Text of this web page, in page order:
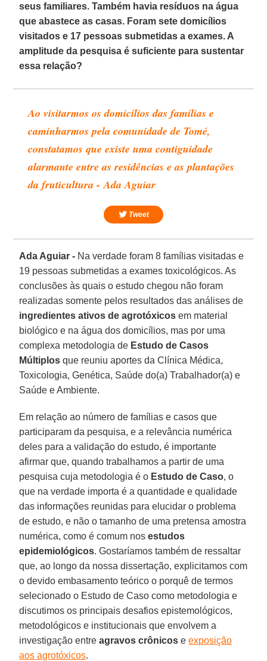
seus familiares. Também havia resíduos na água
que abastece as casas. Foram sete domicílios
visitados e 17 pessoas submetidas a exames. A
amplitude da pesquisa é suficiente para sustentar
essa relação?
Ao visitarmos os domicílios das famílias e
caminharmos pela comunidade de Tomé,
constatamos que existe uma contiguidade
alarmante entre as residências e as plantações
da fruticultura - Ada Aguiar
Tweet
Ada Aguiar - Na verdade foram 8 famílias visitadas e
19 pessoas submetidas a exames toxicológicos. As
conclusões às quais o estudo chegou não foram
realizadas somente pelos resultados das análises de
ingredientes ativos de agrotóxicos em material
biológico e na água dos domicílios, mas por uma
complexa metodologia de Estudo de Casos
Múltiplos que reuniu aportes da Clínica Médica,
Toxicologia, Genética, Saúde do(a) Trabalhador(a) e
Saúde e Ambiente.
Em relação ao número de famílias e casos que
participaram da pesquisa, e a relevância numérica
deles para a validação do estudo, é importante
afirmar que, quando trabalhamos a partir de uma
pesquisa cuja metodologia é o Estudo de Caso, o
que na verdade importa é a quantidade e qualidade
das informações reunidas para elucidar o problema
de estudo, e não o tamanho de uma pretensa amostra
numérica, como é comum nosestudos
epidemiológicos. Gostaríamos também de ressaltar
que, ao longo da nossa dissertação, explicitamos com
o devido embasamento teórico o porquê de termos
selecionado o Estudo de Caso como metodologia e
discutimos os principais desafios epistemológicos,
metodológicos e institucionais que envolvem a
investigação entreagravos crônicos eexposição
aos agrotóxicos.